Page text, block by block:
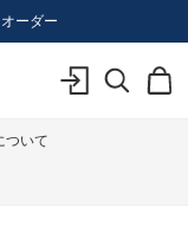
figure experience
ーダー
ついて